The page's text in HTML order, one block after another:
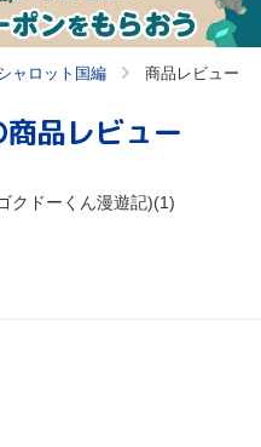
ャロット国編 商品レビュー
商品レビュー
クドーくん漫遊記)(1)